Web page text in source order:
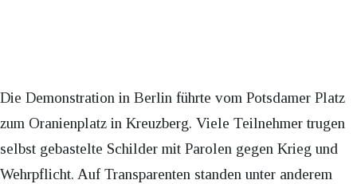
Die Demonstration in Berlin führte vom Potsdamer Platz
zum Oranienplatz in Kreuzberg. Viele Teilnehmer trugen
selbst gebastelte Schilder mit Parolen gegen Krieg und
Wehrpflicht. Auf Transparenten standen unter anderem